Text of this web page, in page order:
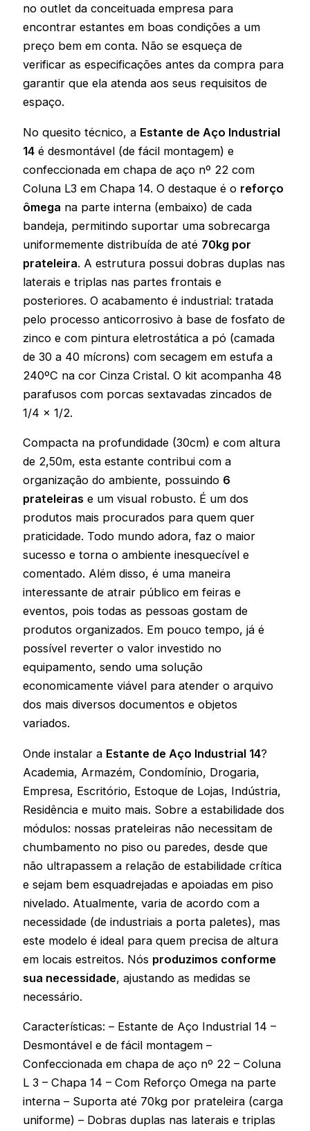
no outlet da conceituada empresa para
encontrar estantes em boas condições a um
preço bem em conta. Não se esqueça de
verificar as especificações antes da compra para
garantir que ela atenda aos seus requisitos de
espaço.
No quesito técnico, a Estante de Aço Industrial
14 é desmontável (de fácil montagem) e
confeccionada em chapa de aço nº 22 com
Coluna L3 em Chapa 14. O destaque é o reforço
ômega na parte interna (embaixo) de cada
bandeja, permitindo suportar uma sobrecarga
uniformemente distribuída de até 70kg por
prateleira. A estrutura possui dobras duplas nas
laterais e triplas nas partes frontais e
posteriores. O acabamento é industrial: tratada
pelo processo anticorrosivo à base de fosfato de
zinco e com pintura eletrostática a pó (camada
de 30 a 40 mícrons) com secagem em estufa a
240ºC na cor Cinza Cristal. O kit acompanha 48
parafusos com porcas sextavadas zincados de
1/4 x 1/2.
Compacta na profundidade (30cm) e com altura
de 2,50m, esta estante contribui com a
organização do ambiente, possuindo 6
prateleiras e um visual robusto. É um dos
produtos mais procurados para quem quer
praticidade. Todo mundo adora, faz o maior
sucesso e torna o ambiente inesquecível e
comentado. Além disso, é uma maneira
interessante de atrair público em feiras e
eventos, pois todas as pessoas gostam de
produtos organizados. Em pouco tempo, já é
possível reverter o valor investido no
equipamento, sendo uma solução
economicamente viável para atender o arquivo
dos mais diversos documentos e objetos
variados.
Onde instalar a Estante de Aço Industrial 14?
Academia, Armazém, Condomínio, Drogaria,
Empresa, Escritório, Estoque de Lojas, Indústria,
Residência e muito mais. Sobre a estabilidade dos
módulos: nossas prateleiras não necessitam de
chumbamento no piso ou paredes, desde que
não ultrapassem a relação de estabilidade crítica
e sejam bem esquadrejadas e apoiadas em piso
nivelado. Atualmente, varia de acordo com a
necessidade (de industriais a porta paletes), mas
este modelo é ideal para quem precisa de altura
em locais estreitos. Nós produzimos conforme
sua necessidade, ajustando as medidas se
necessário.
Características: – Estante de Aço Industrial 14 –
Desmontável e de fácil montagem –
Confeccionada em chapa de aço nº 22 – Coluna
L 3 – Chapa 14 – Com Reforço Omega na parte
interna – Suporta até 70kg por prateleira (carga
uniforme) – Dobras duplas nas laterais e triplas